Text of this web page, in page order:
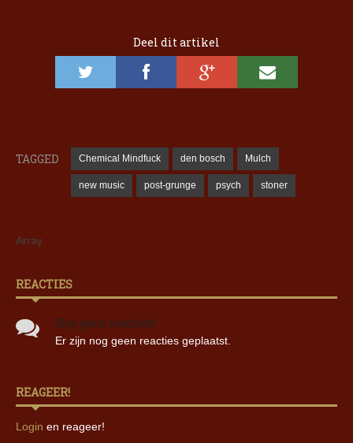
Deel dit artikel
TAGGED Chemical Mindfuck den bosch Mulch
new music post-grunge psych stoner
Array
REACTIES
Nog geen reacties!
Er zijn nog geen reacties geplaatst.
REAGEER!
Login en reageer!